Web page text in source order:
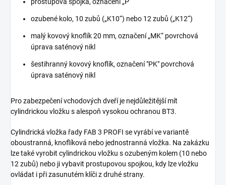
prostupová spojka, označení „P“
ozubené kolo, 10 zubů („K10“) nebo 12 zubů („K12“)
malý kovový knoflík 20 mm, označení „MK“ povrchová
úprava saténový nikl
šestihranný kovový knoflík, označení "PK" povrchová
úprava saténový nikl
Pro zabezpečení vchodových dveří je nejdůležitější mít
cylindrickou vložku s alespoň vysokou ochranou BT3.
Cylindrická vložka řady FAB 3 PROFI se vyrábí ve variantě
oboustranná, knoflíková nebo jednostranná vložka. Na zakázku
lze také vyrobit cylindrickou vložku s ozubeným kolem (10 nebo
12 zubů) nebo ji vybavit prostupovou spojkou, kdy lze vložku
ovládat i při zasunutém klíči z druhé strany.